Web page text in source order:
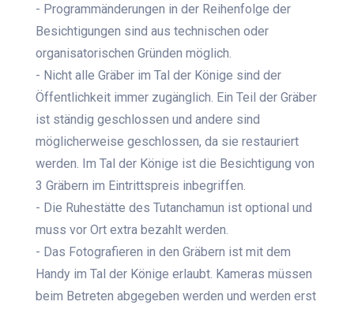
- Programmänderungen in der Reihenfolge der
Besichtigungen sind aus technischen oder
organisatorischen Gründen möglich.
- Nicht alle Gräber im Tal der Könige sind der
Öffentlichkeit immer zugänglich. Ein Teil der Gräber
ist ständig geschlossen und andere sind
möglicherweise geschlossen, da sie restauriert
werden. Im Tal der Könige ist die Besichtigung von
3 Gräbern im Eintrittspreis inbegriffen.
- Die Ruhestätte des Tutanchamun ist optional und
muss vor Ort extra bezahlt werden.
- Das Fotografieren in den Gräbern ist mit dem
Handy im Tal der Könige erlaubt. Kameras müssen
beim Betreten abgegeben werden und werden erst